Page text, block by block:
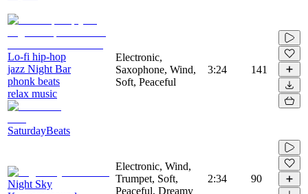
Lo-fi hip-hop
jazz Night Bar
phonk beats
relax music
SaturdayBeats
Electronic,
Saxophone, Wind,
Soft, Peaceful
3:24 141
Night Sky
Electronic, Wind,
Trumpet, Soft,
Peaceful, Dreamy
2:34 90